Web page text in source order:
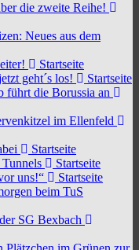
die zweite Reihe!
Neues aus dem
Startseite
geht´s los!
Startseite
führt die Borussia an
im Ellenfeld
Startseite
Startseite
uns!“
Startseite
beim TuS
SG Bexbach